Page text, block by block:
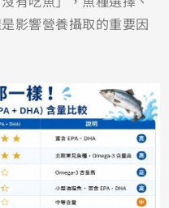
影響營養攝取的重要因